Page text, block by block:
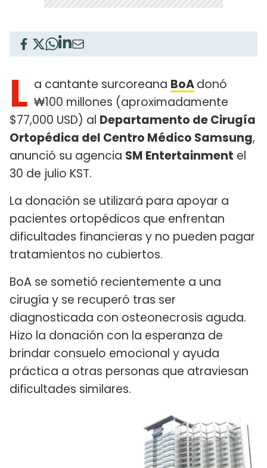
L a cantante surcoreana BoAdonó
₩100 millones (aproximadamente
$77,000 USD) al Departamento de Cirugía
Ortopédica del Centro Médico Samsung,
anunció su agencia SM Entertainment el
30 de julio KST.
La donación se utilizará para apoyar a
pacientes ortopédicos que enfrentan
dificultades financieras y no pueden pagar
tratamientos no cubiertos.
BoA se sometió recientemente a una
cirugía y se recuperó tras ser
diagnosticada con osteonecrosis aguda.
Hizo la donación con la esperanza de
brindar consuelo emocional y ayuda
práctica a otras personas que atraviesan
dificultades similares.